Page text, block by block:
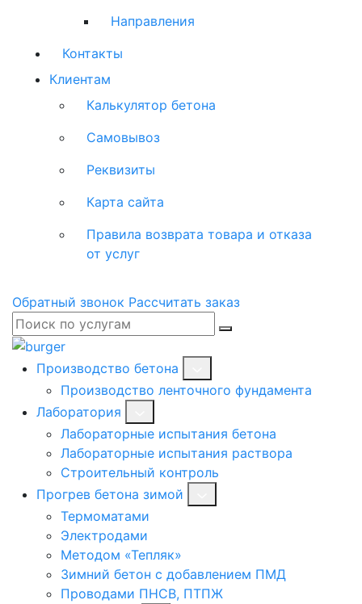
Направления
Контакты
Клиентам
Калькулятор бетона
Самовывоз
Реквизиты
Карта сайта
Правила возврата товара и отказа
от услуг
Обратный звонок Рассчитать заказ
Производство бетона
Производство ленточного фундамента
Лаборатория
Лабораторные испытания бетона
Лабораторные испытания раствора
Строительный контроль
Прогрев бетона зимой
Термоматами
Электродами
Методом «Тепляк»
Зимний бетон с добавлением ПМД
Проводами ПНСВ, ПТПЖ